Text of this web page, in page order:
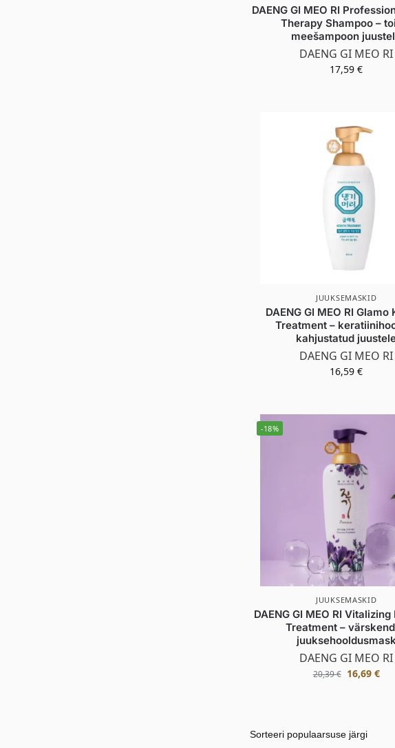
DAENG GI MEO RI
Therapy Shampoo –
meešampoon
DAENG GI MEO RI
17,59€
JUUKSEMASKID
DAENG GI MEO RI Glamo
Treatment –
kahjustatud
DAENG GI MEO RI
16,59€
-18%
JUUKSEMASKID
DAENG GI MEO RI
Treatment –
juuksehooldusmask
DAENG GI MEO RI
20,39€ 16,69 €